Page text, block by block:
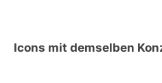
Icons mit demselben